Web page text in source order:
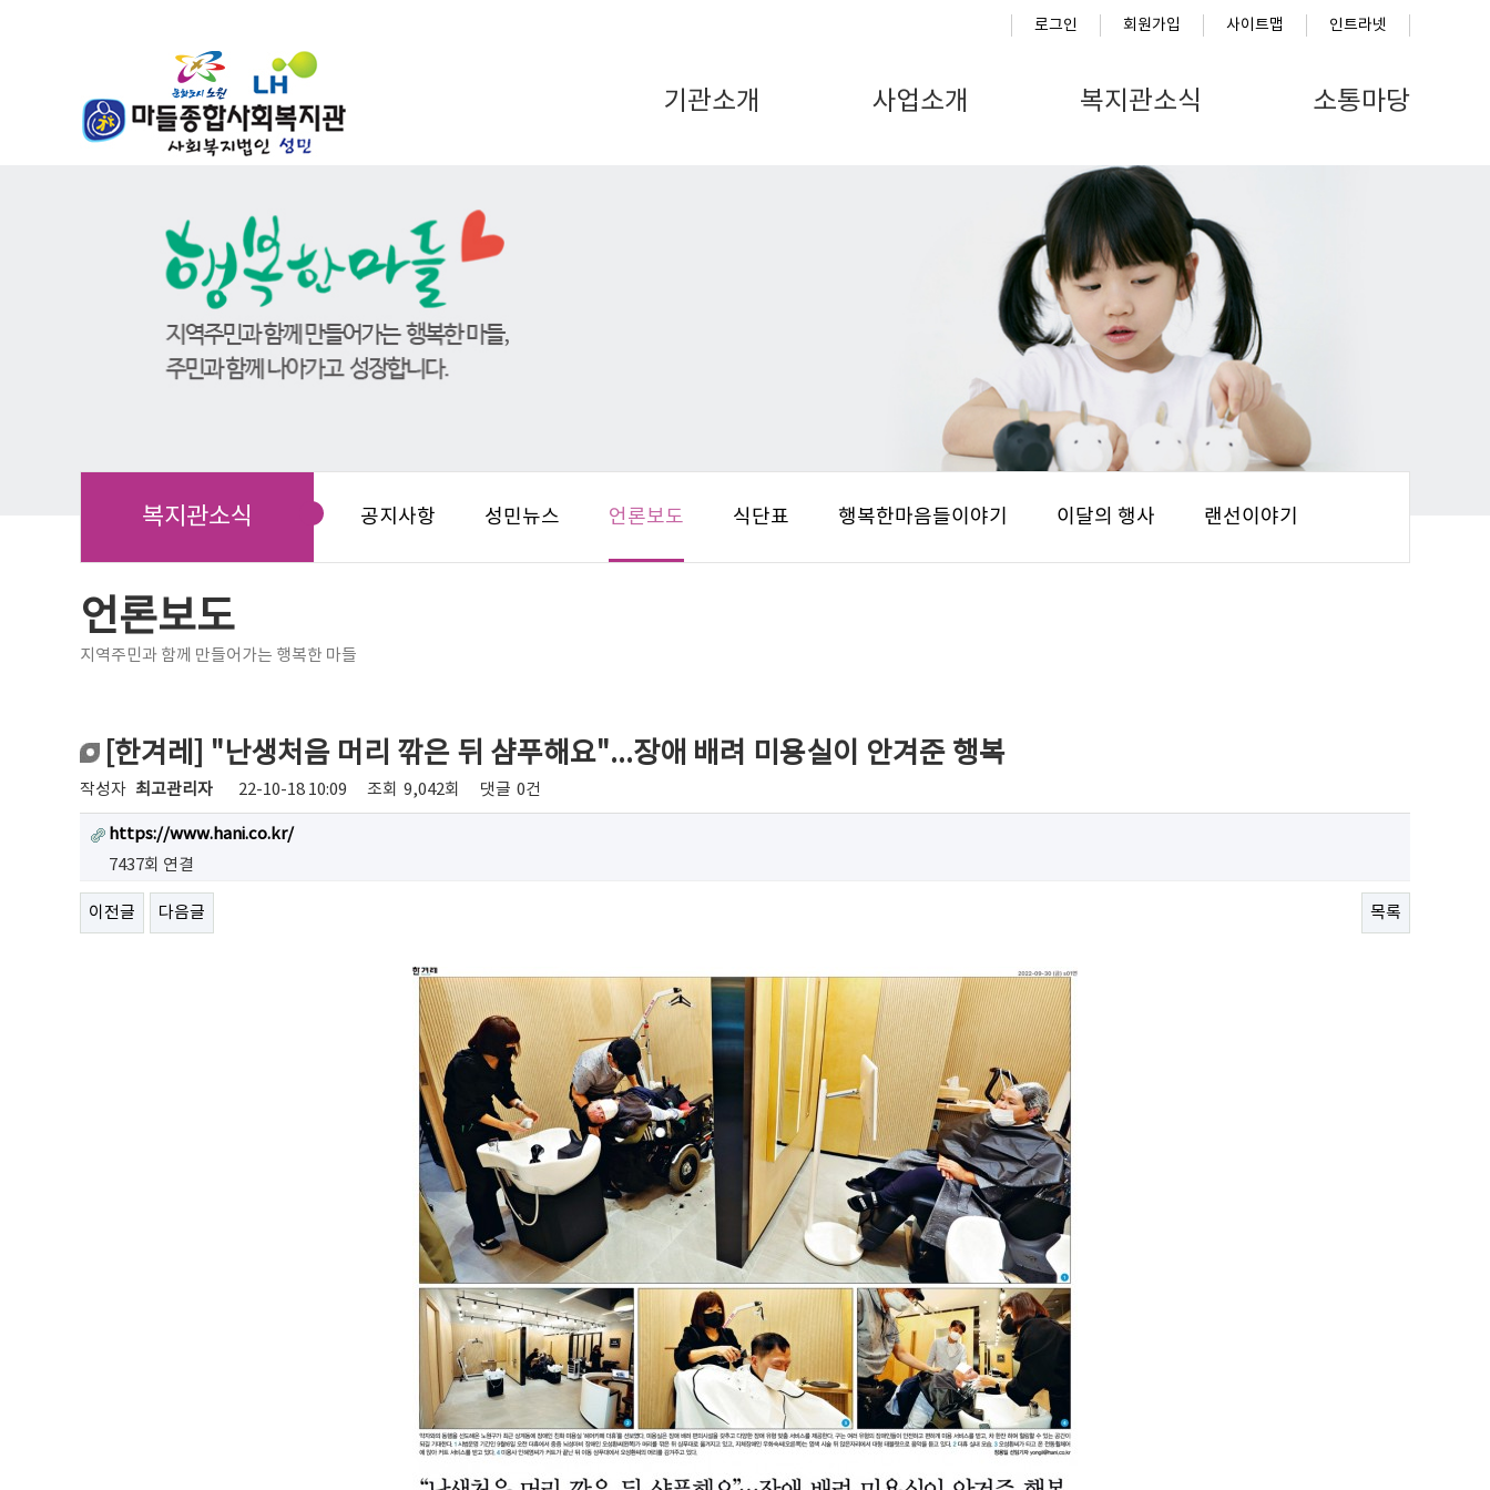
로그인 회원가입 사이트맵 인트라넷
기관소개 사업소개 복지관소식 소통마당
복지관소식 공지사항 성민뉴스 언론보도 식단표 행복한마음들이야기 이달의 행사 랜선이야기
언론보도
지역주민과 함께 만들어가는 행복한 마들
[한겨레] "난생처음 머리 깎은 뒤 샴푸해요"...장애 배려 미용실이 안겨준 행복
작성자 최고관리자 22-10-18 10:09 조회 9,042회 댓글 0건
https://www.hani.co.kr/
7437회 연결
이전글 다음글 목록